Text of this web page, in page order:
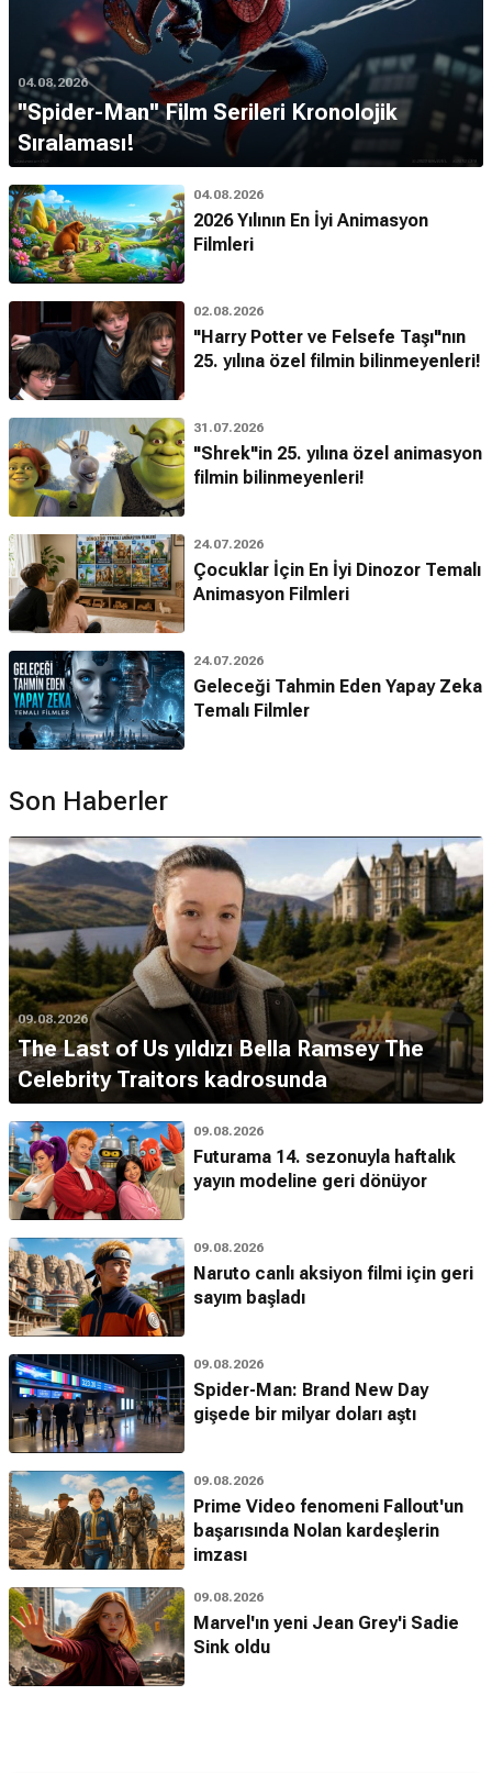
04.08.2026
''Spider-Man'' Film Serileri Kronolojik
Sıralaması!
04.08.2026
2026 Yılının En İyi Animasyon
Filmleri
02.08.2026
"Harry Potter ve Felsefe Taşı"nın
25. yılına özel filmin bilinmeyenleri!
31.07.2026
"Shrek"in 25. yılına özel animasyon
filmin bilinmeyenleri!
24.07.2026
Çocuklar İçin En İyi Dinozor Temalı
Animasyon Filmleri
24.07.2026
Geleceği Tahmin Eden Yapay Zeka
Temalı Filmler
Son Haberler
09.08.2026
The Last of Us yıldızı Bella Ramsey The
Celebrity Traitors kadrosunda
09.08.2026
Futurama 14. sezonuyla haftalık
yayın modeline geri dönüyor
09.08.2026
Naruto canlı aksiyon filmi için geri
sayım başladı
09.08.2026
Spider-Man: Brand New Day
gişede bir milyar doları aştı
09.08.2026
Prime Video fenomeni Fallout'un
başarısında Nolan kardeşlerin
imzası
09.08.2026
Marvel'ın yeni Jean Grey'i Sadie
Sink oldu